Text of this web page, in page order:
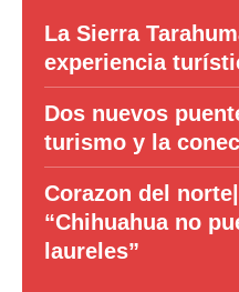
La Sierra
experiencia
Dos nuevos
turismo y la
Corazon del
“Chihuahua no
laureles”